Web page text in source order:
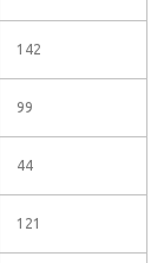
142
99
44
121